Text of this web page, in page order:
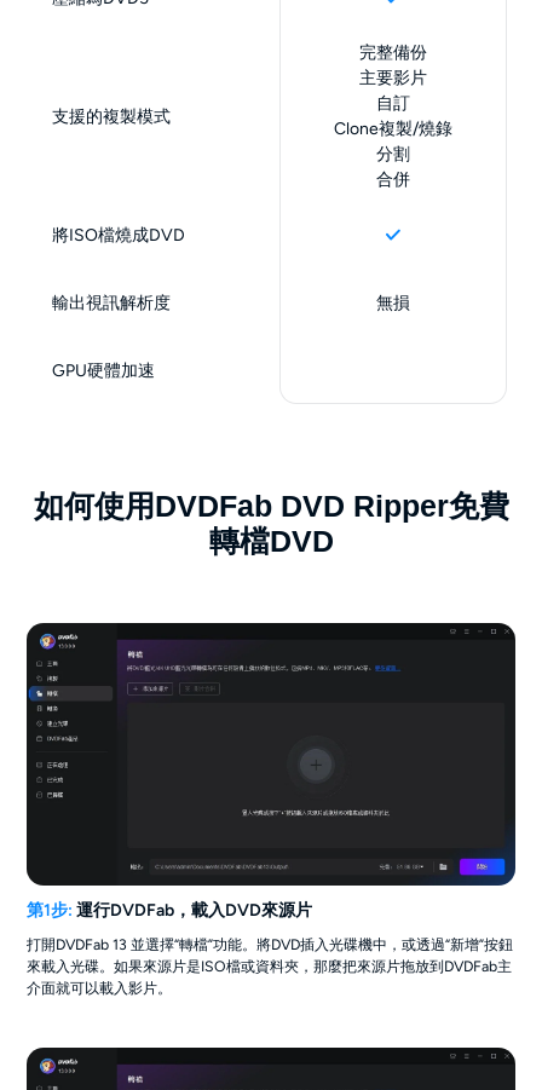
支援的複製模式
完整備份
主要影片
自訂
Clone複製/燒錄
分割
合併
將ISO檔燒成DVD
輸出視訊解析度 無損
GPU硬體加速
如何使用DVDFab DVD Ripper免費
轉檔DVD
第1步: 運行DVDFab，載入DVD來源片
打開DVDFab 13 並選擇“轉檔”功能。將DVD插入光碟機中，或透過“新增”按鈕
來載入光碟。如果來源片是ISO檔或資料夾，那麼把來源片拖放到DVDFab主
介面就可以載入影片。